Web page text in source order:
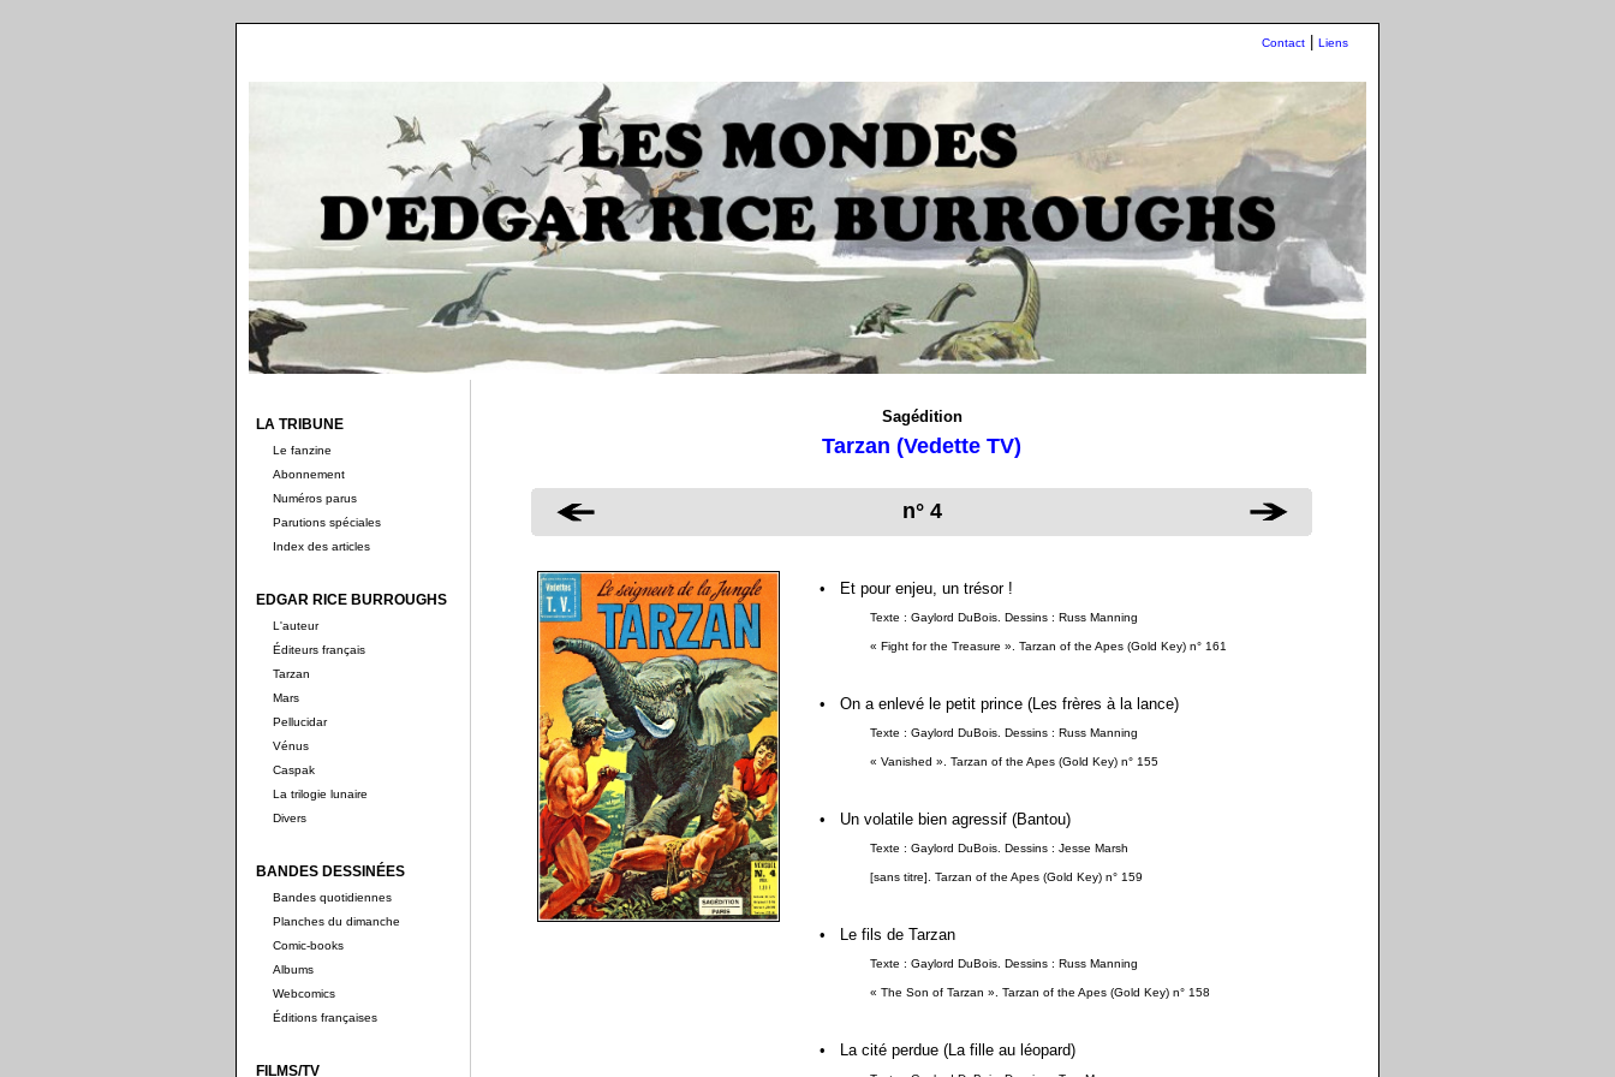
Contact Liens
LA TRIBUNE
Le fanzine
Abonnement
Numéros parus
Parutions spéciales
Index des articles
EDGAR RICE BURROUGHS
L'auteur
Éditeurs français
Tarzan
Mars
Pellucidar
Vénus
Caspak
La trilogie lunaire
Divers
BANDES DESSINÉES
Bandes quotidiennes
Planches du dimanche
Comic-books
Albums
Webcomics
Éditions françaises
FILMS/TV
Sagédition
Tarzan (Vedette TV)
n° 4
• Et pour enjeu, un trésor !
Texte : Gaylord DuBois. Dessins : Russ Manning
« Fight for the Treasure ». Tarzan of the Apes (Gold Key) n° 161
• On a enlevé le petit prince (Les frères à la lance)
Texte : Gaylord DuBois. Dessins : Russ Manning
« Vanished ». Tarzan of the Apes (Gold Key) n° 155
• Un volatile bien agressif (Bantou)
Texte : Gaylord DuBois. Dessins : Jesse Marsh
[sans titre]. Tarzan of the Apes (Gold Key) n° 159
• Le fils de Tarzan
Texte : Gaylord DuBois. Dessins : Russ Manning
« The Son of Tarzan ». Tarzan of the Apes (Gold Key) n° 158
• La cité perdue (La fille au léopard)